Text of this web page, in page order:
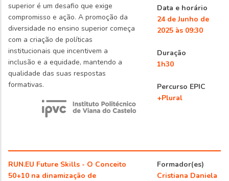
superior é um desafio que exige
compromisso e ação. A promoção da
diversidade no ensino superior começa
com a criação de políticas
institucionais que incentivem a
inclusão e a equidade, mantendo a
qualidade das suas respostas
formativas.
Data e horário
24 de Junho de
2025 às 09:30
Duração
1h30
Percurso EPIC
+Plural
RUN.EU Future Skills - O Conceito
50+10 na dinamização de
Formador(es)
Cristiana Daniela